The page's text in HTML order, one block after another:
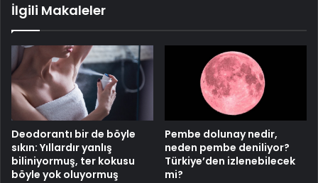
İlgili Makaleler
Deodorantı bir de böyle
sıkın: Yıllardır yanlış
biliniyormuş, ter kokusu
böyle yok oluyormuş
Pembe dolunay nedir,
neden pembe deniliyor?
Türkiye’den izlenebilecek
mi?